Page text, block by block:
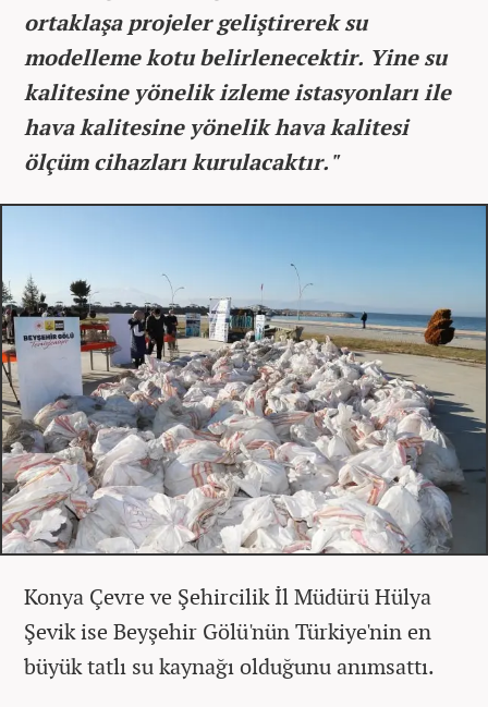
ortaklaşa projeler geliştirerek su
modelleme kotu belirlenecektir. Yine su
kalitesine yönelik izleme istasyonları ile
hava kalitesine yönelik hava kalitesi
ölçüm cihazları kurulacaktır."
Konya Çevre ve Şehircilik İl Müdürü Hülya
Şevik ise Beyşehir Gölü'nün Türkiye'nin en
büyük tatlı su kaynağı olduğunu anımsattı.